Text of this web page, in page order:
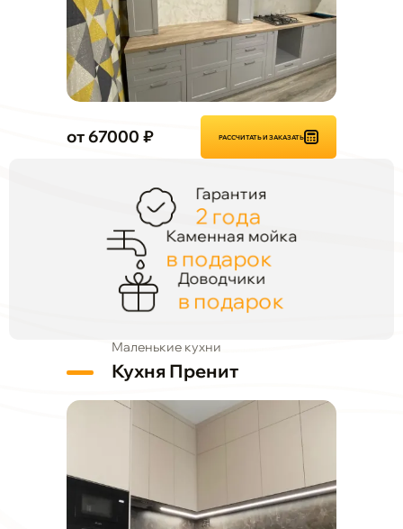
от 67000 ₽ РАССЧИТАТЬ И ЗАКАЗАТЬ
Гарантия
2 года
Каменная мойка
в подарок
Доводчики
в подарок
Маленькие кухни
Кухня Пренит